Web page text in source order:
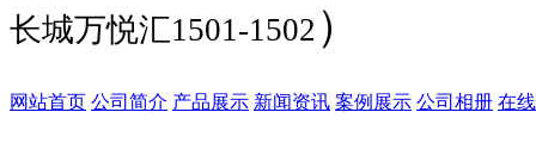
长城万悦汇1501-1502 ）
网站首页 公司简介 产品展示 新闻资讯 案例展示 公司相册 在